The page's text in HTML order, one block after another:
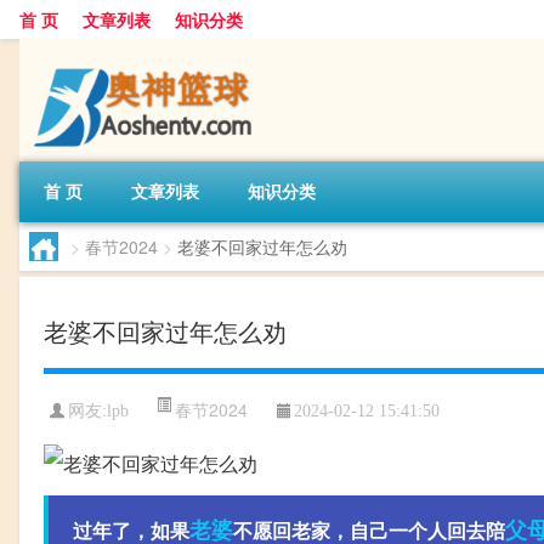
首 页 文章列表 知识分类
首 页 文章列表 知识分类
> 春节2024 > 老婆不回家过年怎么劝
老婆不回家过年怎么劝
网友:lpb 春节2024 2024-02-12 15:41:50
过年了，如果老婆不愿回老家，自己一个人回去陪父